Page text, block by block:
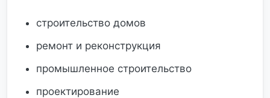
строительство домов
ремонт и реконструкция
промышленное строительство
проектирование